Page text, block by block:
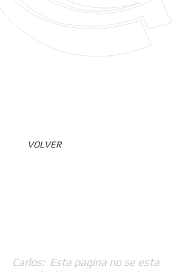
VOLVER
Carlos: Esta pagina no se esta